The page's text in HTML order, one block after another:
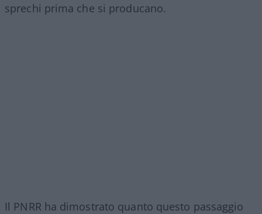
sprechi prima che si producano.
Il PNRR ha dimostrato quanto questo passaggio